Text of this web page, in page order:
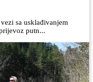
sa usklađivanjem
putn...